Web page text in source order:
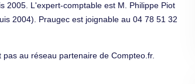
2005. L'expert-comptable est M. Philippe Piot
2004). Praugec est joignable au 04 78 51 32
au réseau partenaire de Compteo.fr.